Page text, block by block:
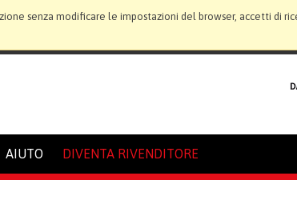
senza modificare le impostazioni del browser, accetti di
AIUTO DIVENTA RIVENDITORE